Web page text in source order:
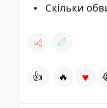
Скільки
👍 🔥 ♥